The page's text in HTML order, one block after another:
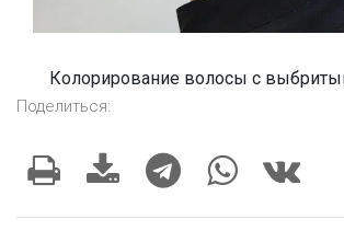
Колорирование волосы с
Поделиться: